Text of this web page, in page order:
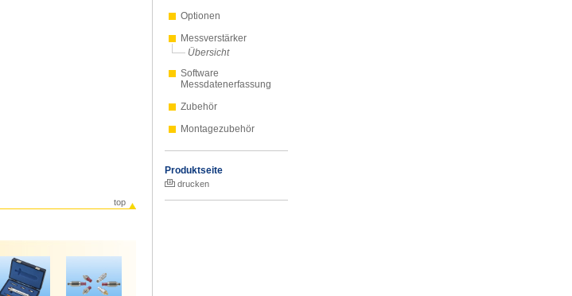
top
Optionen
Messverstärker
Übersicht
Software
Messdatenerfassung
Zubehör
Montagezubehör
Produktseite
drucken